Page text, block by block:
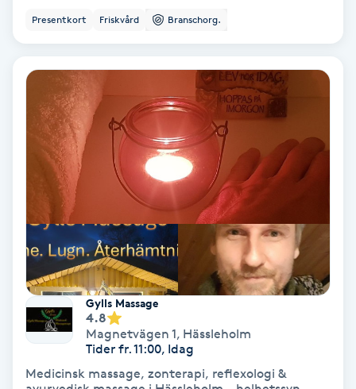
Yin Yoga
Yoga Nidra
Yogamassage
Presentkort Friskvård Branschorg.
Gylls Massage
4.8
Magnetvägen 1, Hässleholm
Tider fr. 11:00, Idag
Medicinsk massage, zonterapi, reflexologi &